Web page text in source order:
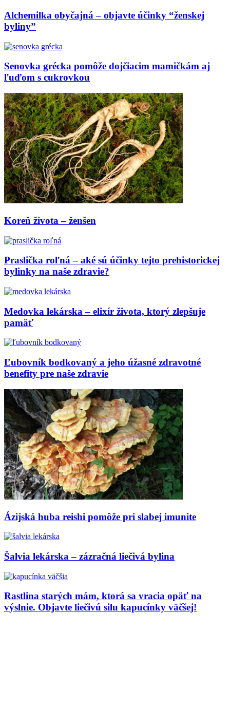
Alchemilka obyčajná – objavte účinky “ženskej
byliny”
Senovka grécka pomôže dojčiacim mamičkám aj
ľuďom s cukrovkou
Koreň života – ženšen
Praslička roľná – aké sú účinky tejto prehistorickej
bylinky na naše zdravie?
Medovka lekárska – elixír života, ktorý zlepšuje
pamäť
Ľubovník bodkovaný a jeho úžasné zdravotné
benefity pre naše zdravie
Ázijská huba reishi pomôže pri slabej imunite
Šalvia lekárska – zázračná liečivá bylina
Rastlina starých mám, ktorá sa vracia opäť na
výslnie. Objavte liečivú silu kapucínky väčšej!